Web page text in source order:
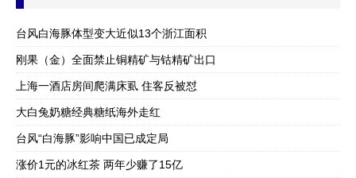
台风白海豚体型变大近似13个浙江面积
刚果（金）全面禁止铜精矿与钴精矿出口
上海一酒店房间爬满床虱 住客反被怼
大白兔奶糖经典糖纸海外走红
台风“白海豚”影响中国已成定局
涨价1元的冰红茶 两年少赚了15亿